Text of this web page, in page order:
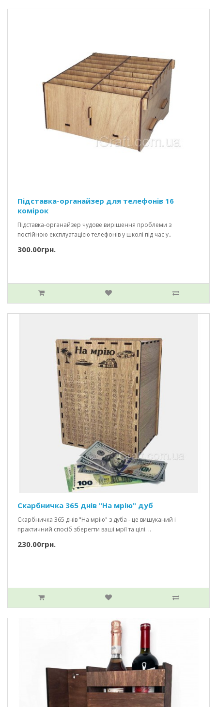
Підставка-органайзер для телефонів 16
комірок
Підставка-органайзер чудове вирішення проблеми з
постійною експлуатацією телефонів у школі під час у..
300.00грн.
Скарбничка 365 днів "На мрію" дуб
Скарбничка 365 днів "На мрію" з дуба - це вишуканий і
практичний спосіб зберегти ваші мрії та цілі. ..
230.00грн.